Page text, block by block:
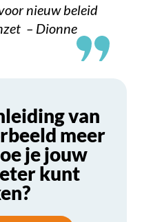
nieuw beleid
– Dionne
van
meer
je jouw
kunt